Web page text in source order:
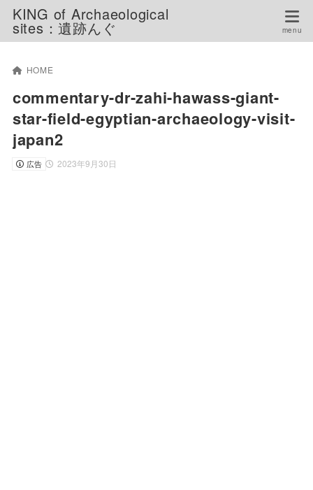
KING of Archaeological
sites：遺跡んぐ
HOME
commentary-dr-zahi-hawass-giant-
star-field-egyptian-archaeology-visit-
japan2
広告 2023年9月30日